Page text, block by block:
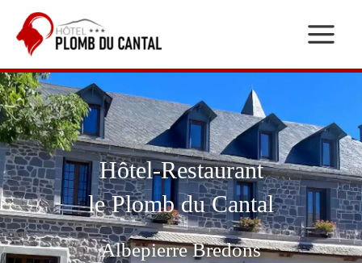
contenu
Hôtel-Restaurant
le Plomb du Cantal
Albepierre Bredons